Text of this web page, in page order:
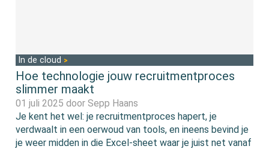
In de cloud
Hoe technologie jouw recruitmentproces
slimmer maakt
01 juli 2025 doorSepp Haans
Je kent het wel: je recruitmentproces hapert, je
verdwaalt in een oerwoud van tools, en ineens bevind je
je weer midden in die Excel-sheet waar je juist net vanaf